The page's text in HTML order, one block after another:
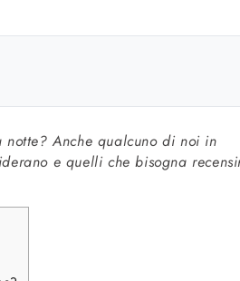
Anche qualcuno di noi in
e quelli che bisogna